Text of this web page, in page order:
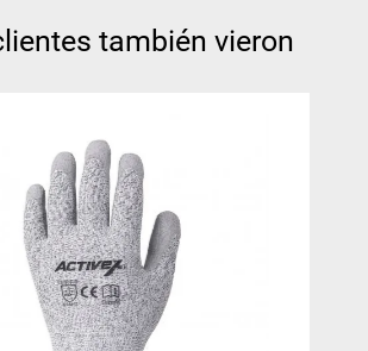
también vieron